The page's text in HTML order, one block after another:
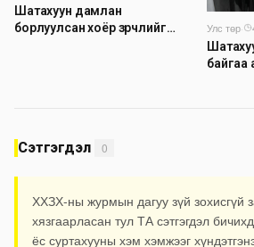
Шатахуун дамлан
борлуулсан хоёр зөрчлийг
Улс төр·
байгаа
Сэтгэгдэл 0
ХХЗХ-ны журмын дагуу зүй зохисгүй
хязгаарласан тул ТА сэтгэгдэл
ёс суртахууны хэм хэмжээг